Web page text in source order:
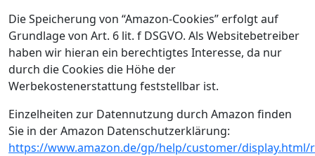
Die Speicherung von “Amazon-Cookies” erfolgt auf
Grundlage von Art. 6 lit. f DSGVO. Als Websitebetreiber
haben wir hieran ein berechtigtes Interesse, da nur
durch die Cookies die Höhe der
Werbekostenerstattung feststellbar ist.
Einzelheiten zur Datennutzung durch Amazon finden
Sie in der Amazon Datenschutzerklärung:
https://www.amazon.de/gp/help/customer/display.html/